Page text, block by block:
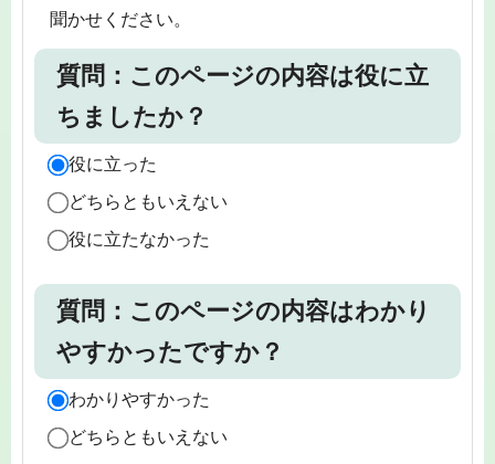
聞かせください。
質問：このページの内容は役に立
ちましたか？
役に立った
どちらともいえない
役に立たなかった
質問：このページの内容はわかり
やすかったですか？
わかりやすかった
どちらともいえない